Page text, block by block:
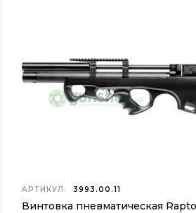
АРТИКУЛ: 3993.00.11
Винтовка пневматическая